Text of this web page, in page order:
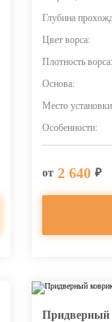
Глубина
Цвет ворса:
Плотность ворса:
Основа:
Место
Особенности:
от 2 640 ₽
Придверный